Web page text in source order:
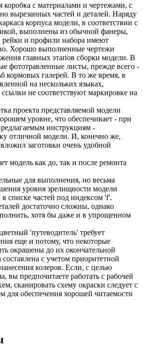
с материалами и чертежами, с
вырезанных частей и деталей. Наряду
корпуса модели, в соответствии с
выполнены из обычной фанеры,
рейки и профили набора имеют
Хорошо выполненные чертежи
главных этапов сборки модели. В
фототравленные листы, прежде всего -
кормовых галерей. В то же время, в
на нескольких языках,
не соответствуют маркировке на
проекта представляемой модели
уровне, что обеспечивает - при
инструкциям -
отличной модели. И, конечно же,
заготовки очень удобной
модель как до, так и после ремонта
для выполнения, но весьма
уровня зрелищности модели
в списке частей под индексом 'f'.
достаточно сложны, однако
хотя бы даже и в упрощенном
'путеводитель' требует
еще и потому, что некоторые
окрашены до их окончательной
с учетом приоритетной
колеров. Если, с целью
вы предпочитаете работать с рабочей
сканировать схему окраски следует с
для обеспечения хорошей читаемости